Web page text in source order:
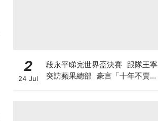
2
24 Jul
段永平睇完世界盃決賽 跟隊王寧
突訪蘋果總部 豪言「十年不賣泡